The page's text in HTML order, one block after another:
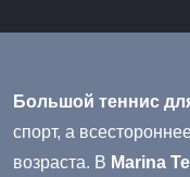
Большой теннис
спорт, а
возраста. В Marina